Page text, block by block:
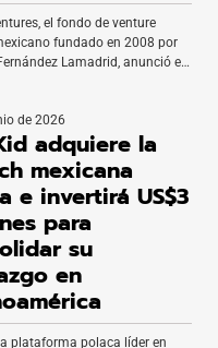
el fondo de venture
fundado en 2008 por
Lamadrid, anunció el
y operar empresas propias
o mediante la adquisición de
tradicionales con potencial de
su primera empresa es
[…]
de 2026
adquiere la
mexicana
e invertirá US$3
para
su
en
plataforma polaca líder en